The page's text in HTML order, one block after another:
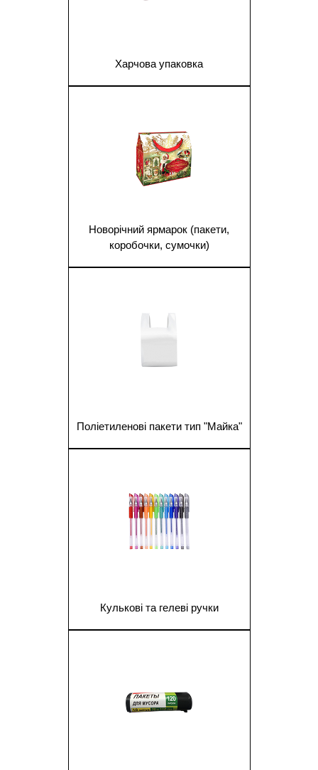
Харчова упаковка
Новорічний ярмарок (пакети,
коробочки, сумочки)
Поліетиленові пакети тип "Майка"
Кулькові та гелеві ручки